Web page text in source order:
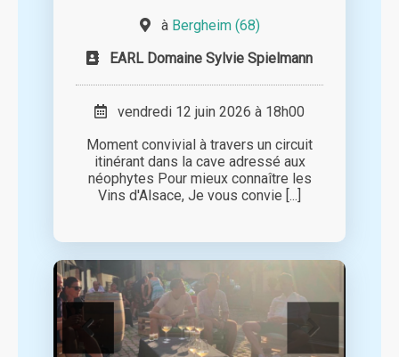
à Bergheim (68)
EARL Domaine Sylvie Spielmann
vendredi 12 juin 2026 à 18h00
Moment convivial à travers un circuit
itinérant dans la cave adressé aux
néophytes Pour mieux connaître les
Vins d'Alsace, Je vous convie [...]